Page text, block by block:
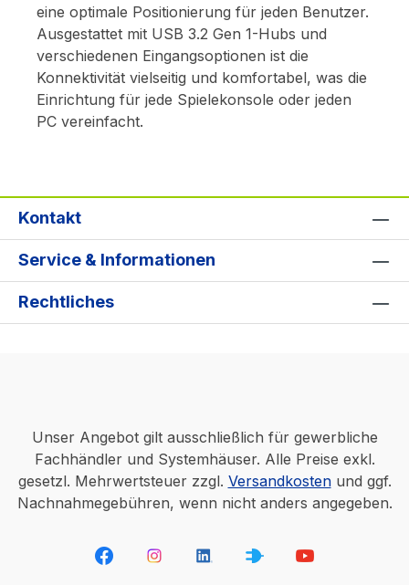
eine optimale Positionierung für jeden Benutzer.
Ausgestattet mit USB 3.2 Gen 1-Hubs und
verschiedenen Eingangsoptionen ist die
Konnektivität vielseitig und komfortabel, was die
Einrichtung für jede Spielekonsole oder jeden
PC vereinfacht.
Kontakt
Service & Informationen
Rechtliches
Unser Angebot gilt ausschließlich für gewerbliche
Fachhändler und Systemhäuser. Alle Preise exkl.
gesetzl. Mehrwertsteuer zzgl. Versandkostenund ggf.
Nachnahmegebühren, wenn nicht anders angegeben.